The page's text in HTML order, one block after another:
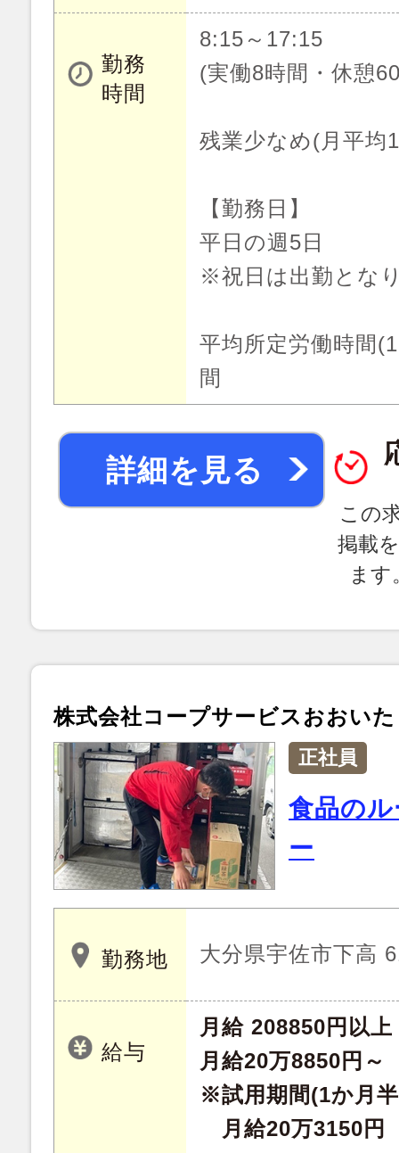
勤務
時間
8:15～17:15
(実働8時間・休憩
残業少なめ(月平均
【勤務日】
平日の週5日
※祝日は出勤とな
平均所定労働時間
間
詳細を見る
この
掲載
ま
株式会社コープサービスおおい
正社員
食品の
ー
勤務地 大分県宇佐市下高
給与
月給 208850円以上
月給20万8850円～
※試用期間(1か月
月給20万3150円